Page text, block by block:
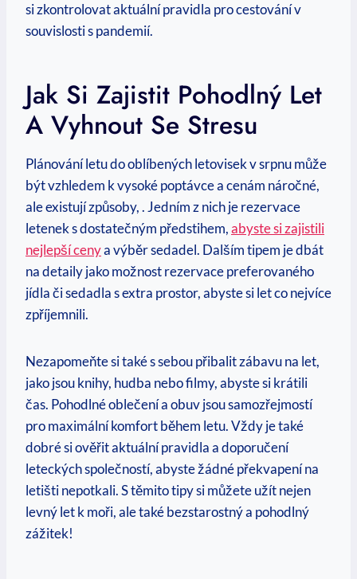
si zkontrolovat aktuální pravidla pro cestování v‍
souvislosti s ‍pandemií.
Jak Si Zajistit Pohodlný Let
A Vyhnout Se Stresu
Plánování letu do oblíbených letovisek v srpnu může
být vzhledem k ​vysoké poptávce a cenám​ náročné,
‍ale ‍existují způsoby, . Jedním z nich je⁤ rezervace
letenek ⁤s dostatečným předstihem,abyste si zajistili
nejlepší cenya výběr sedadel. Dalším tipem je dbát
na‌ detaily jako možnost rezervace preferovaného
jídla či sedadla s ‌extra prostor, ⁤abyste⁢ si let co nejvíce
zpříjemnili.
Nezapomeňte ⁢si také s⁤ sebou přibalit zábavu na let,
jako jsou knihy,⁣ hudba nebo filmy, abyste si krátili
čas. Pohodlné oblečení a obuv jsou samozřejmostí
pro maximální komfort během letu. Vždy je také
dobré si ověřit aktuální⁤ pravidla a doporučení
leteckých společností, abyste žádné ‌překvapení na
⁣letišti nepotkali. ⁣S těmito tipy si můžete užít⁤ nejen
levný let k moři, ale také bezstarostný a pohodlný⁤
zážitek!